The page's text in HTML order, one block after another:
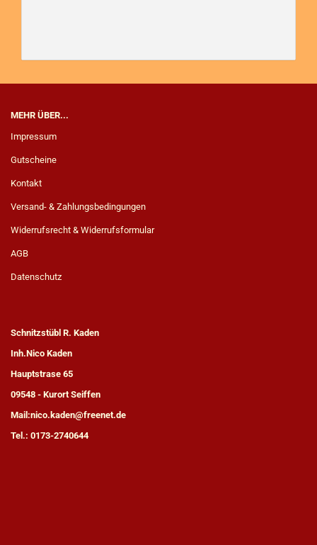
MEHR ÜBER...
Impressum
Gutscheine
Kontakt
Versand- & Zahlungsbedingungen
Widerrufsrecht & Widerrufsformular
AGB
Datenschutz
Schnitzstübl R. Kaden
Inh.Nico Kaden
Hauptstrase 65
09548 - Kurort Seiffen
Mail:nico.kaden@freenet.de
Tel.: 0173-2740644